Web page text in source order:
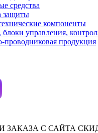
средства
защиты
компоненты
блоки управления,
проводниковая продукция
С САЙТА